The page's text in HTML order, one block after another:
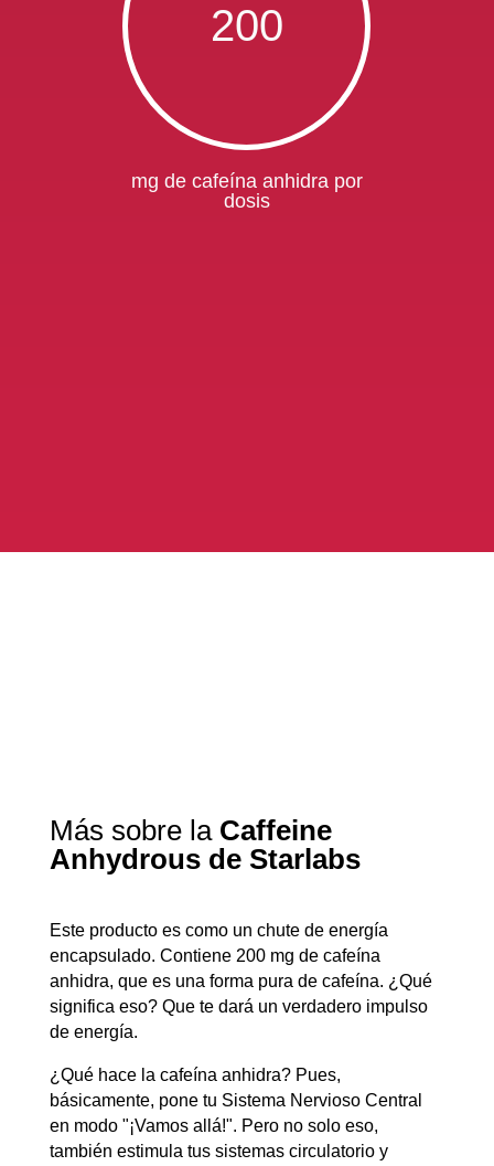
200
mg de cafeína anhidra por
dosis
Más sobre la Caffeine
Anhydrous de Starlabs
Este producto es como un chute de energía
encapsulado. Contiene 200 mg de cafeína
anhidra, que es una forma pura de cafeína. ¿Qué
significa eso? Que te dará un verdadero impulso
de energía.
¿Qué hace la cafeína anhidra? Pues,
básicamente, pone tu Sistema Nervioso Central
en modo "¡Vamos allá!". Pero no solo eso,
también estimula tus sistemas circulatorio y